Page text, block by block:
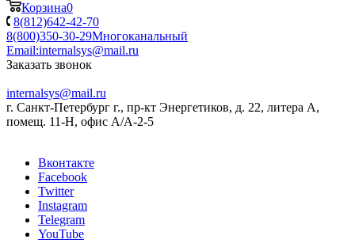
Корзина0
8(812)642-42-70
8(800)350-30-29Многоканальный
Email:internalsys@mail.ru
Заказать звонок
internalsys@mail.ru
г. Санкт-Петербург г., пр-кт Энергетиков, д. 22, литера А,
помещ. 11-Н, офис А/А-2-5
Вконтакте
Facebook
Twitter
Instagram
Telegram
YouTube